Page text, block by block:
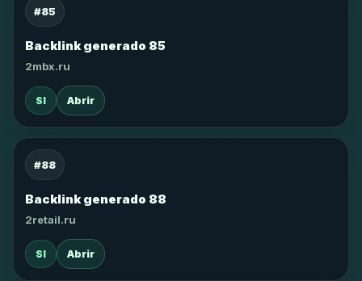
#85
Backlink generado 85
2mbx.ru
SI Abrir
#88
Backlink generado 88
2retail.ru
SI Abrir